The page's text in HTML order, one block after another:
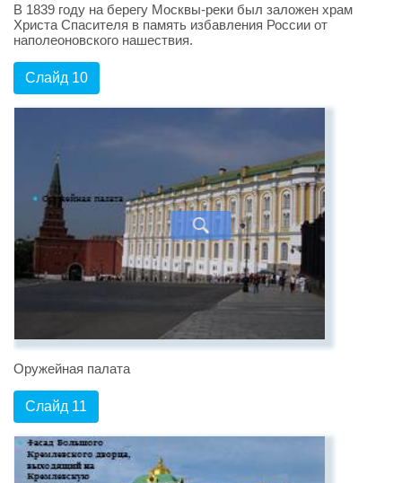
В 1839 году на берегу Москвы-реки был заложен храм
Христа Спасителя в память избавления России от
наполеоновского нашествия.
Слайд 10
Оружейная палата
Слайд 11